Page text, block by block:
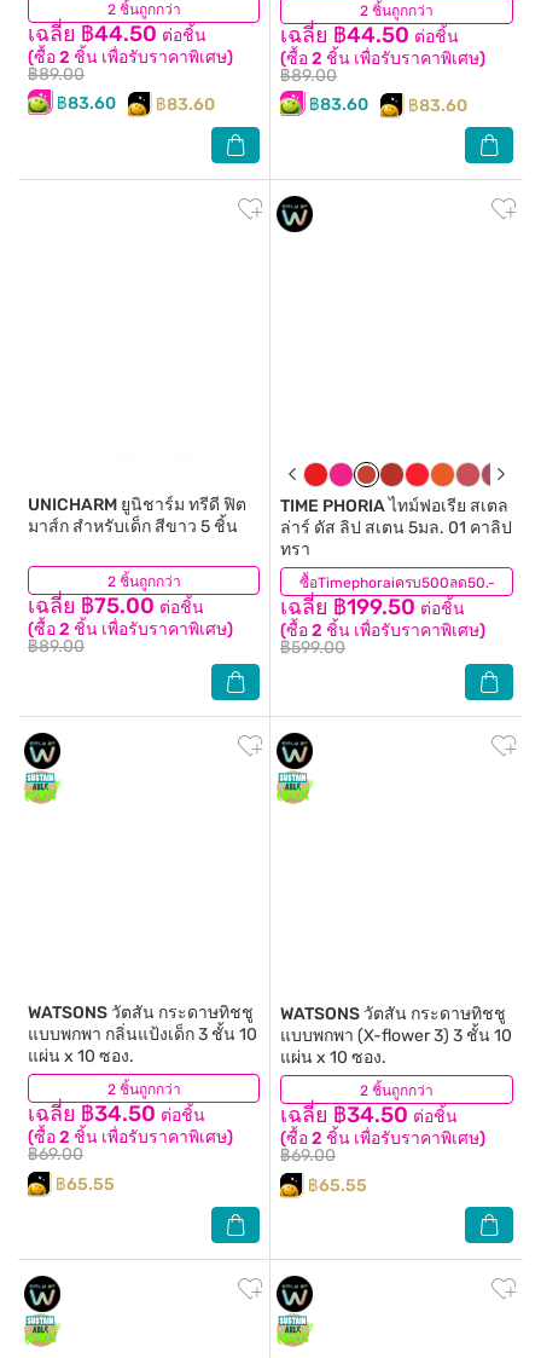
2 ชิ้นถูกกว่า
เฉลี่ย ฿44.50 ต่อชิ้น
(ซื้อ 2 ชิ้น เพื่อรับราคาพิเศษ)
฿89.00
฿83.60
฿83.60
(98) 2 ชิ้นถูกกว่า
เฉลี่ย ฿44.50 ต่อชิ้น
(ซื้อ 2 ชิ้น เพื่อรับราคาพิเศษ)
฿89.00
฿83.60
฿83.60
(101)
2 ชิ้นถูกกว่า
UNICHARM ยูนิชาร์ม ทรีดี ฟิต
มาส์ก สำหรับเด็ก สีขาว 5 ชิ้น
เฉลี่ย ฿75.00 ต่อชิ้น
(ซื้อ 2 ชิ้น เพื่อรับราคาพิเศษ)
฿89.00
(14) ซื้อTimephoraiครบ500ลด50.-
TIME PHORIAไทม์ฟอเรีย สเตล
ล่าร์ ดัส ลิป สเตน 5มล. 01 คาลิป
ทรา
เฉลี่ย ฿199.50 ต่อชิ้น
(ซื้อ 2 ชิ้น เพื่อรับราคาพิเศษ)
฿599.00
(9)
2 ชิ้นถูกกว่า
WATSONS วัตสัน กระดาษทิชชู
แบบพกพา กลิ่นแป้งเด็ก 3 ชั้น 10
แผ่น x 10 ซอง.
เฉลี่ย ฿34.50 ต่อชิ้น
(ซื้อ 2 ชิ้น เพื่อรับราคาพิเศษ)
฿69.00
฿65.55
(38) 2 ชิ้นถูกกว่า
WATSONS วัตสัน กระดาษทิชชู
แบบพกพา (X-flower 3) 3 ชั้น 10
แผ่น x 10 ซอง.
เฉลี่ย ฿34.50 ต่อชิ้น
(ซื้อ 2 ชิ้น เพื่อรับราคาพิเศษ)
฿69.00
฿65.55
(35)